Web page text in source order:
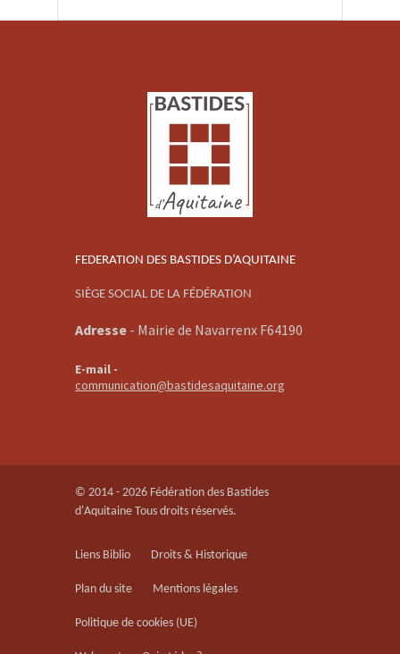
FEDERATION DES BASTIDES D’AQUITAINE
SIÈGE SOCIAL DE LA FÉDÉRATION
Adresse - Mairie de Navarrenx F64190
E-mail -
communication@bastidesaquitaine.org
© 2014 - 2026 Fédération des Bastides
d'Aquitaine Tous droits réservés.
Liens Biblio Droits & Historique
Plan du site Mentions légales
Politique de cookies (UE)